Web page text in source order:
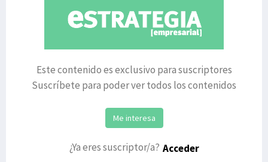
Este contenido es exclusivo para suscriptores
Suscríbete para poder ver todos los contenidos
Me interesa
¿Ya eres suscriptor/a? Acceder